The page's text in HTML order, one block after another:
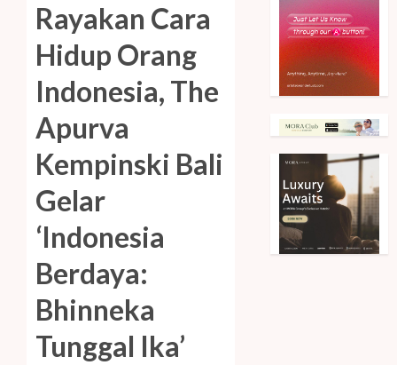
Rayakan Cara
Hidup Orang
Indonesia, The
Apurva
Kempinski Bali
Gelar
‘Indonesia
Berdaya:
Bhinneka
Tunggal Ika’